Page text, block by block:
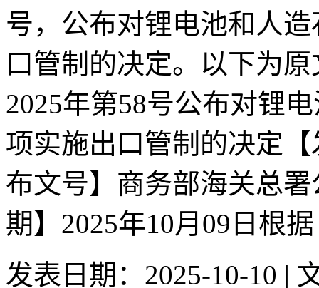
号，公布对锂电池和人
口管制的决定。以下为
2025年第58号公布对锂
项实施出口管制的决定
布文号】商务部海关总
期】2025年10月09日根
发表日期：2025-10-10 |